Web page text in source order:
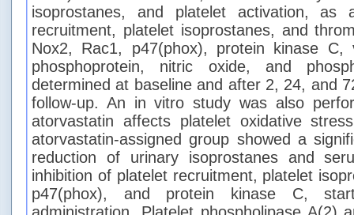
isoprostanes, and platelet activation, as
recruitment, platelet isoprostanes, and
Nox2, Rac1, p47(phox), protein kinase C,
phosphoprotein, nitric oxide, and
determined at baseline and after 2, 24, and
follow-up. An in vitro study was also
atorvastatin affects platelet oxidative
atorvastatin-assigned group showed a
reduction of urinary isoprostanes and
inhibition of platelet recruitment, platelet
p47(phox), and protein kinase C,